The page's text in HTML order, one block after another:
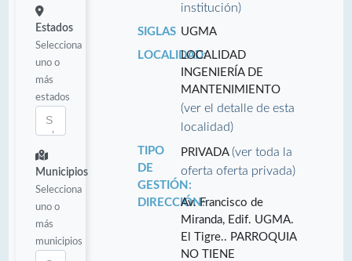
Estados
Selecciona
uno o
más
estados
Municipios
Selecciona
uno o
más
municipios
institución)
SIGLAS UGMA
LOCALIDAD:LOCALIDAD
INGENIERÍA DE
MANTENIMIENTO
(ver el detalle de esta
localidad)
TIPO
DE
GESTIÓN:
PRIVADA(ver toda la
oferta oferta privada)
DIRECCIÓN:Av. Francisco de
Miranda, Edif. UGMA.
El Tigre.. PARROQUIA
NO TIENE